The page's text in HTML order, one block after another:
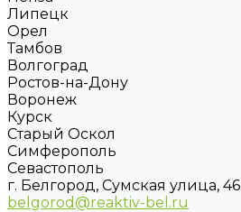
Липецк
Орел
Тамбов
Волгоград
Ростов-на-Дону
Воронеж
Курск
Старый Оскол
Симферополь
Севастополь
г. Белгород, Сумская улица, 46
belgorod@reaktiv-bel.ru